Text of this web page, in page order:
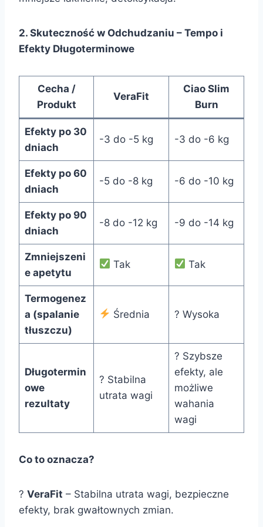
2. Skuteczność w Odchudzaniu – Tempo i
Efekty Długoterminowe
Cecha /
Produkt
VeraFit
Ciao Slim
Burn
Efekty po 30
dniach
-3 do -5 kg -3 do -6 kg
Efekty po 60
dniach
-5 do -8 kg -6 do -10 kg
Efekty po 90
dniach
-8 do -12 kg -9 do -14 kg
Zmniejszeni
e apetytu
Tak Tak
Termogenez
a (spalanie
tłuszczu)
Średnia ? Wysoka
Długotermin
owe
rezultaty
? Stabilna
utrata wagi
? Szybsze
efekty, ale
możliwe
wahania
wagi
Co to oznacza?
? VeraFit – Stabilna utrata wagi, bezpieczne
efekty, brak gwałtownych zmian.